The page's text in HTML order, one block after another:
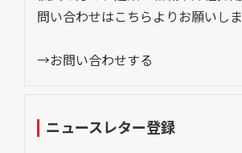
問い合わせはこちらよりお願いしま
→お問い合わせする
ニュースレター登録